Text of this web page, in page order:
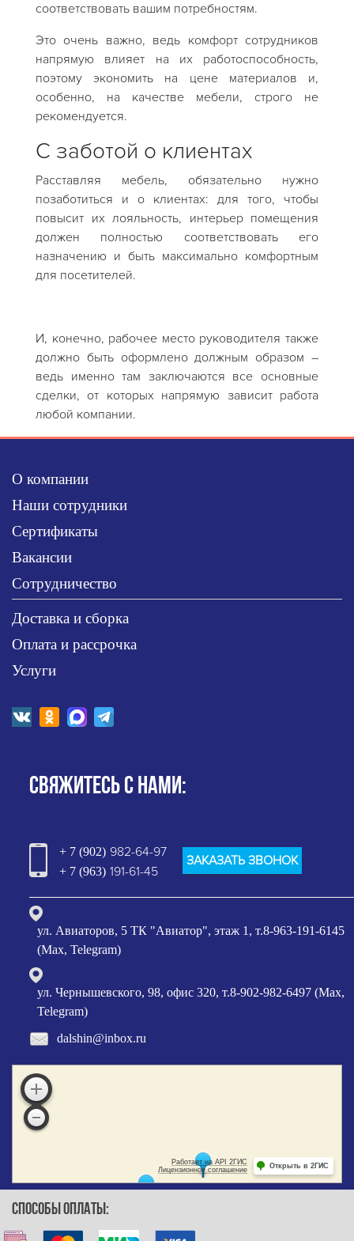
соответствовать вашим потребностям.
Это очень важно, ведь комфорт сотрудников
напрямую влияет на их работоспособность,
поэтому экономить на цене материалов и,
особенно, на качестве мебели, строго не
рекомендуется.
С заботой о клиентах
Расставляя мебель, обязательно нужно
позаботиться и о клиентах: для того, чтобы
повысит их лояльность, интерьер помещения
должен полностью соответствовать его
назначению и быть максимально комфортным
для посетителей.
И, конечно, рабочее место руководителя также
должно быть оформлено должным образом –
ведь именно там заключаются все основные
сделки, от которых напрямую зависит работа
любой компании.
О компании
Наши сотрудники
Сертификаты
Вакансии
Сотрудничество
Доставка и сборка
Оплата и рассрочка
Услуги
СВЯЖИТЕСЬ С НАМИ:
+ 7 (902) 982-64-97
+ 7 (963) 191-61-45
ЗАКАЗАТЬ ЗВОНОК
ул. Авиаторов, 5 ТК "Авиатор", этаж 1, т.8-963-191-6145
(Max, Telegram)
ул. Чернышевского, 98, офис 320, т.8-902-982-6497 (Max,
Telegram)
dalshin@inbox.ru
СПОСОБЫ ОПЛАТЫ: